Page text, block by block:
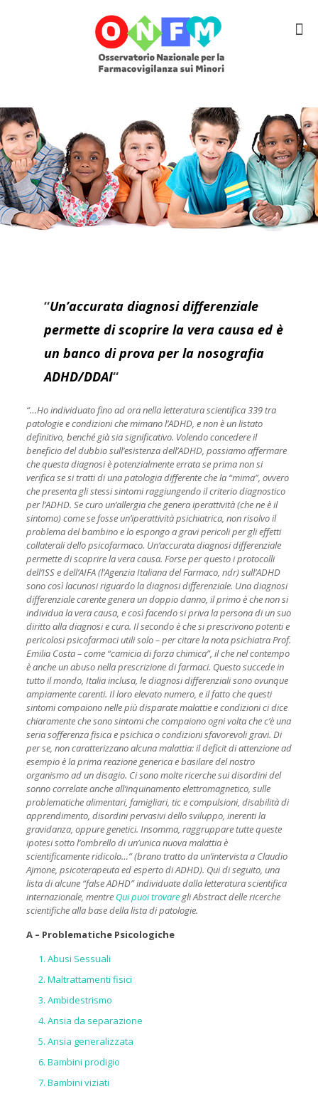
“Un’accurata diagnosi differenziale
permette di scoprire la vera causa ed è
un banco di prova per la nosografia
ADHD/DDAI“
“…Ho individuato fino ad ora nella letteratura scientifica 339 tra
patologie e condizioni che mimano l’ADHD, e non è un listato
definitivo, benché già sia significativo. Volendo concedere il
beneficio del dubbio sull’esistenza dell’ADHD, possiamo affermare
che questa diagnosi è potenzialmente errata se prima non si
verifica se si tratti di una patologia differente che la “mima”, ovvero
che presenta gli stessi sintomi raggiungendo il criterio diagnostico
per l’ADHD. Se curo un’allergia che genera iperattività (che ne è il
sintomo) come se fosse un’iperattività psichiatrica, non risolvo il
problema del bambino e lo espongo a gravi pericoli per gli effetti
collaterali dello psicofarmaco. Un’accurata diagnosi differenziale
permette di scoprire la vera causa. Forse per questo i protocolli
dell’ISS e dell’AIFA (l’Agenzia Italiana del Farmaco, ndr) sull’ADHD
sono così lacunosi riguardo la diagnosi differenziale. Una diagnosi
differenziale carente genera un doppio danno, il primo è che non si
individua la vera causa, e così facendo si priva la persona di un suo
diritto alla diagnosi e cura. Il secondo è che si prescrivono potenti e
pericolosi psicofarmaci utili solo – per citare la nota psichiatra Prof.
Emilia Costa – come “camicia di forza chimica”, il che nel contempo
è anche un abuso nella prescrizione di farmaci. Questo succede in
tutto il mondo, Italia inclusa, le diagnosi differenziali sono ovunque
ampiamente carenti. Il loroelevato numero, e il fatto che questi
sintomi compaiono nelle più disparate malattie e condizioni ci dice
chiaramente che sono sintomi che compaiono ogni volta che c’è una
seria sofferenza fisica e psichica o condizioni sfavorevoli gravi. Di
per se, non caratterizzano alcuna malattia: il deficit di attenzione ad
esempio è la prima reazione generica e basilare del nostro
organismo ad un disagio. Ci sono molte ricerche sui disordini del
sonno correlate anche all’inquinamento elettromagnetico, sulle
problematiche alimentari, famigliari, tic e compulsioni, disabilità di
apprendimento, disordini pervasivi dello sviluppo, inerenti la
gravidanza, oppure genetici. Insomma, raggruppare tutte queste
ipotesi sotto l’ombrello di un’unica nuova malattia è
scientificamente ridicolo…” (brano tratto da un’intervista a Claudio
Ajmone, psicoterapeuta ed esperto di ADHD). Qui di seguito, una
lista di alcune “false ADHD” individuate dalla letteratura scientifica
internazionale, mentre Qui puoi trovaregli Abstract delle ricerche
scientifiche alla base della lista di patologie.
A – Problematiche Psicologiche
Abusi Sessuali
Maltrattamenti fisici
Ambidestrismo
Ansia da separazione
Ansia generalizzata
Bambini prodigio
Bambini viziati